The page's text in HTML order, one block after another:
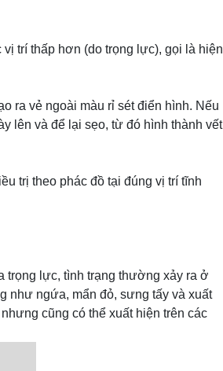
trí thấp hơn (do trọng lực), gọi là hiện
ra vẻ ngoài màu rỉ sét điển hình. Nếu
lên và để lại sẹo, từ đó hình thành vết
trị theo phác đồ tại đúng vị trí tĩnh
trọng lực, tình trạng thường xảy ra ở
như ngứa, mẩn đỏ, sưng tấy và xuất
cũng có thể xuất hiện trên các